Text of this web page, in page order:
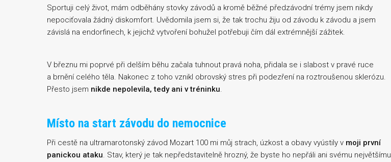
Sportuji celý život, mám odběhány stovky závodů a kromě běžné předzávodní trémy jsem nikdy
nepociťovala žádný diskomfort. Uvědomila jsem si, že tak trochu žiju od závodu k závodu a jsem
závislá na endorfinech, k jejichž vytvoření bohužel potřebuji čím dál extrémnější zážitek.
V březnu mi poprvé při delším běhu začala tuhnout pravá noha, přidala se i slabost v pravé ruce
a brnění celého těla. Nakonec z toho vznikl obrovský stres při podezření na roztroušenou sklerózu.
Přesto jsem nikde nepolevila, tedy ani v tréninku.
Místo na start závodu do nemocnice
Při cestě na ultramarotonský závod Mozart 100 mi můj strach, úzkost a obavy vyústily v moji první
panickou ataku. Stav, který je tak nepředstavitelně hrozný, že byste ho nepřáli ani svému největšímu